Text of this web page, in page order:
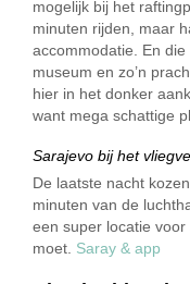
mogelijk bij het
minuten rijden, maar
accommodatie. En
museum en zo’n
hier in het donker
want mega schattige
Sarajevo bij het
De laatste nacht
minuten van de
een super locatie
moet. Saray & app